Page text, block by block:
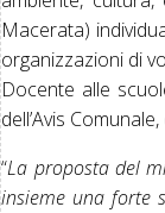
Macerata)
organizzazioni di
Docente alle
dell’Avis
“La proposta del
insieme una forte